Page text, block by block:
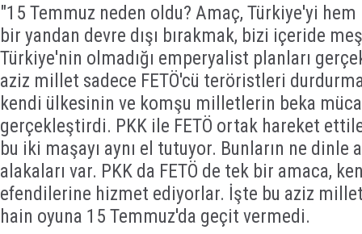
"15 Temmuz neden oldu? Amaç, Türkiye'yi
bir yandan devre dışı bırakmak, bizi içeride
Türkiye'nin olmadığı emperyalist planları
aziz millet sadece FETÖ'cü teröristleri
kendi ülkesinin ve komşu milletlerin beka
gerçekleştirdi. PKK ile FETÖ ortak hareket
bu iki maşayı aynı el tutuyor. Bunların ne dinle
alakaları var. PKK da FETÖ de tek bir amaca,
efendilerine hizmet ediyorlar. İşte bu aziz
hain oyuna 15 Temmuz'da geçit vermedi.